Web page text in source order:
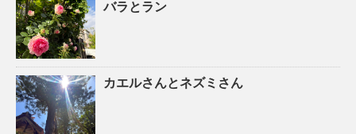
バラとラン
カエルさんとネズミさん